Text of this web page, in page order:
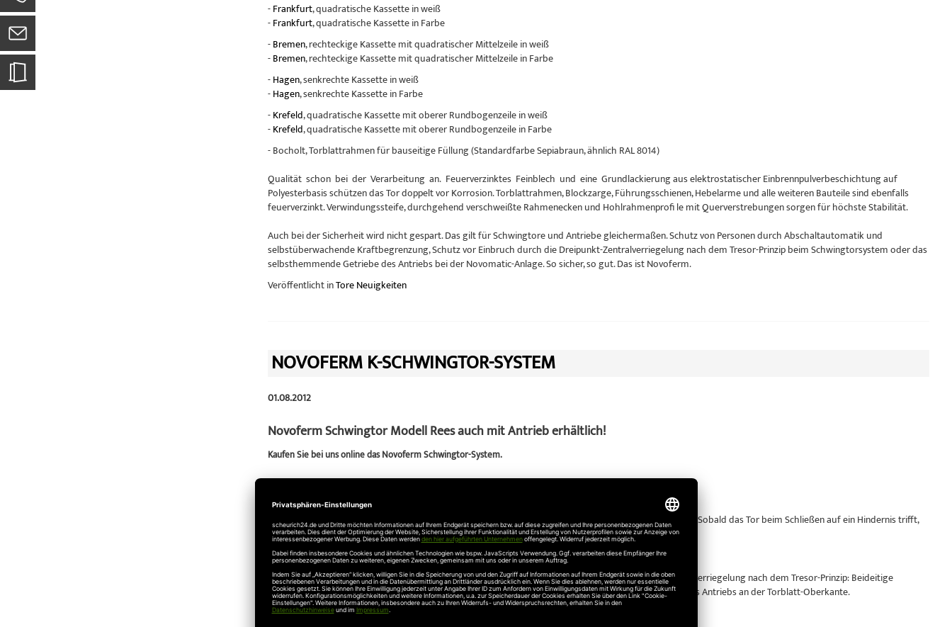
-Frankfurt, quadratische Kassette in weiß
-Frankfurt, quadratische Kassette in Farbe
-Bremen, rechteckige Kassette mit quadratischer Mittelzeile in weiß
-Bremen, rechteckige Kassette mit quadratischer Mittelzeile in Farbe
-Hagen, senkrechte Kassette in weiß
-Hagen, senkrechte Kassette in Farbe
-Krefeld, quadratische Kassette mit oberer Rundbogenzeile in weiß
-Krefeld, quadratische Kassette mit oberer Rundbogenzeile in Farbe
- Bocholt, Torblattrahmen für bauseitige Füllung (Standardfarbe Sepiabraun, ähnlich RAL 8014)
Qualität schon bei der Verarbeitung an. Feuerverzinktes Feinblech und eine Grundlackierung aus elektrostatischer Einbrennpulverbeschichtung auf
Polyesterbasis schützen das Tor doppelt vor Korrosion. Torblattrahmen, Blockzarge, Führungsschienen, Hebelarme und alle weiteren Bauteile sind ebenfalls
feuerverzinkt. Verwindungssteife, durchgehend verschweißte Rahmenecken und Hohlrahmenprofi le mit Querverstrebungen sorgen für höchste Stabilität.
Auch bei der Sicherheit wird nicht gespart. Das gilt für Schwingtore und Antriebe gleichermaßen. Schutz von Personen durch Abschaltautomatik und
selbstüberwachende Kraftbegrenzung, Schutz vor Einbruch durch die Dreipunkt-Zentralverriegelung nach dem Tresor-Prinzip beim Schwingtorsystem oder das
selbsthemmende Getriebe des Antriebs bei der Novomatic-Anlage. So sicher, so gut. Das ist Novoferm.
Veröffentlicht inTore Neuigkeiten
NOVOFERM K-SCHWINGTOR-SYSTEM
01.08.2012
Novoferm Schwingtor Modell Rees auch mit Antrieb erhältlich!
Kaufen Sie bei uns online das Novoferm Schwingtor-System.
1.Schützt Menschen: Das Tor, das sich selbst überwacht
Das Novoferm Schwingtor-System ist mit einer selbstüberwachenden Abschaltautomatik ausgestattet. Sobald das Tor beim Schließen auf ein Hindernis trifft,
ganz gleich, ob Gegenstand oder Person, stoppt und öffnet es sofort beim geringsten Widerstand.
2.Schützt Eigentum: Vorbildliche Einbruchhemmung
Das automatische Novoferm Schwingtor-System schützt Ihr Eigentum zusätzlich durch eine Dreipunktverriegelung nach dem Tresor-Prinzip: Beideitige
Verriegelung durch massive Bolzen in der Zarge, zusätzliche Verriegelung durch die Selbsthemmung des Antriebs an der Torblatt-Oberkante.